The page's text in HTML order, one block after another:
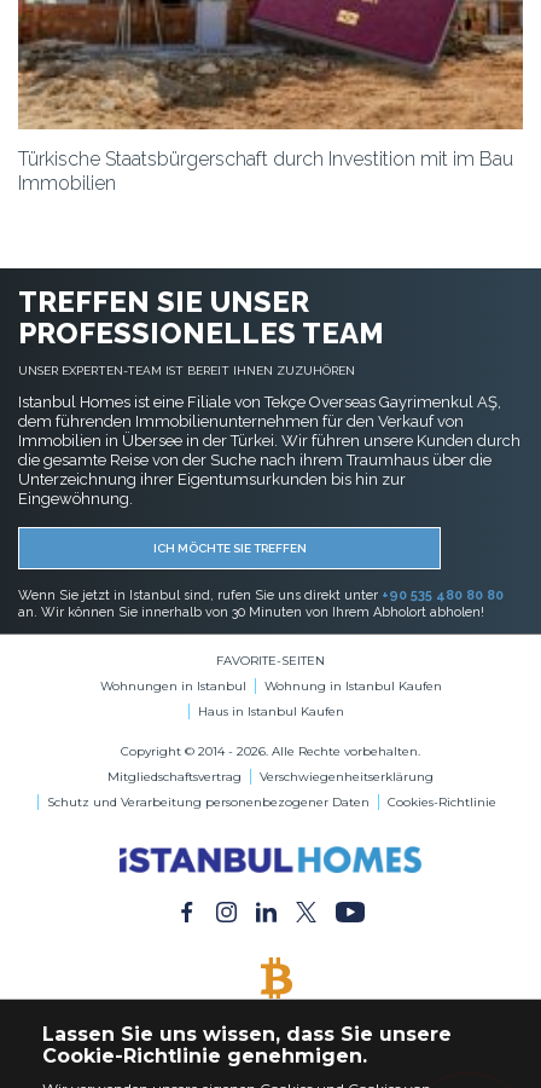
Türkische Staatsbürgerschaft durch Investition mit im Bau
Immobilien
TREFFEN SIE UNSER
PROFESSIONELLES TEAM
UNSER EXPERTEN-TEAM IST BEREIT IHNEN ZUZUHÖREN
Istanbul Homes ist eine Filiale von Tekçe Overseas Gayrimenkul AŞ,
dem führenden Immobilienunternehmen für den Verkauf von
Immobilien in Übersee in der Türkei. Wir führen unsere Kunden durch
die gesamte Reise von der Suche nach ihrem Traumhaus über die
Unterzeichnung ihrer Eigentumsurkunden bis hin zur
Eingewöhnung.
ICH MÖCHTE SIE TREFFEN
Wenn Sie jetzt in Istanbul sind, rufen Sie uns direkt unter +90 535 480 80 80
an. Wir können Sie innerhalb von 30 Minuten von Ihrem Abholort abholen!
FAVORITE-SEITEN
Wohnungen in Istanbul
Wohnung in Istanbul Kaufen
Haus in Istanbul Kaufen
Copyright © 2014 - 2026. Alle Rechte vorbehalten.
Mitgliedschaftsvertrag
Verschwiegenheitserklärung
Schutz und Verarbeitung personenbezogener Daten
Cookies-Richtlinie
Kaufen Sie jede Immobilie mit Bitcoin-Zahlung
Lassen Sie uns wissen, dass Sie unsere
Cookie-Richtlinie genehmigen.